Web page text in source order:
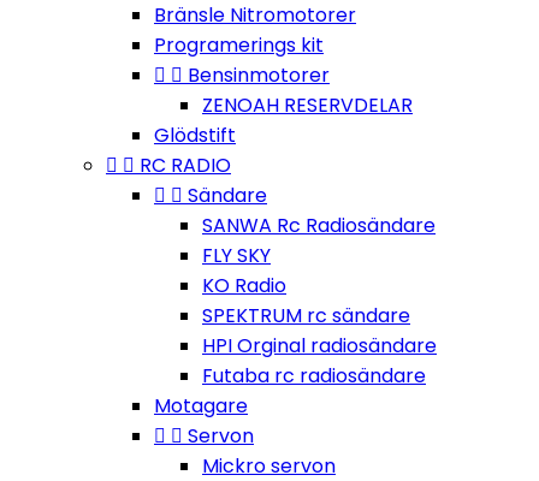
Bränsle Nitromotorer
Programerings kit
  Bensinmotorer
ZENOAH RESERVDELAR
Glödstift
  RC RADIO
  Sändare
SANWA Rc Radiosändare
FLY SKY
KO Radio
SPEKTRUM rc sändare
HPI Orginal radiosändare
Futaba rc radiosändare
Motagare
  Servon
Mickro servon